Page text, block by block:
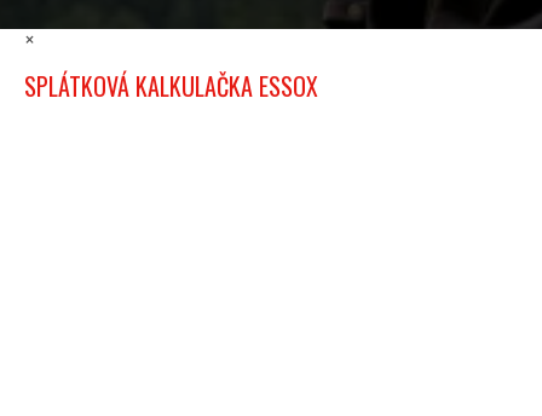
×
SPLÁTKOVÁ KALKULAČKA ESSOX